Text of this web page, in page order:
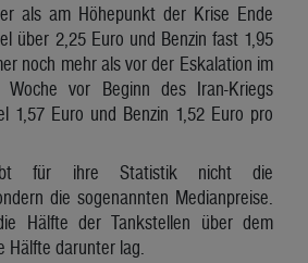
als am Höhepunkt der Krise Ende
über 2,25 Euro und Benzin fast 1,95
noch mehr als vor der Eskalation im
vor Beginn des Iran-Kriegs
1,57 Euro und Benzin 1,52 Euro pro
für ihre Statistik nicht die
die sogenannten Medianpreise.
Hälfte der Tankstellen über dem
Hälfte darunter lag.